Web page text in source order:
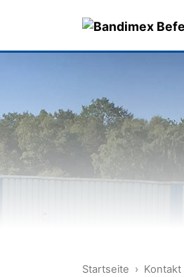
Startseite › Kontakt